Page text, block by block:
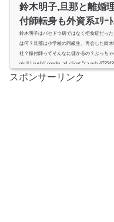
鈴木明子,旦那と離婚
付師転身も外資系ｴﾘｰ
鈴木明子はバセドウ病ではなく拒食症だっ
は何？旦那は小学校の同級生、再会した鈴
社？振付師ってそんなに儲かるの？ぶっち
gle || ).push({ google_ad_client: "ca-pub-
sbygoogle = window.adsbygoogle ||
スポンサーリンク